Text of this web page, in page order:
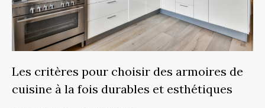
Les critères pour choisir des armoires de
cuisine à la fois durables et esthétiques